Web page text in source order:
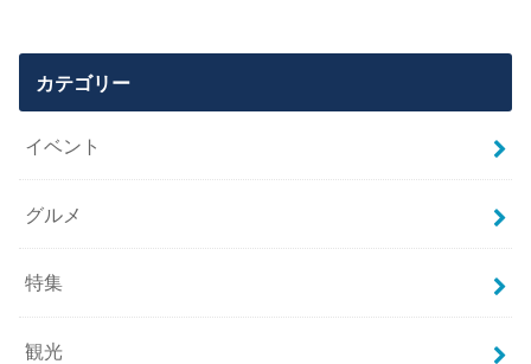
カテゴリー
イベント
グルメ
特集
観光